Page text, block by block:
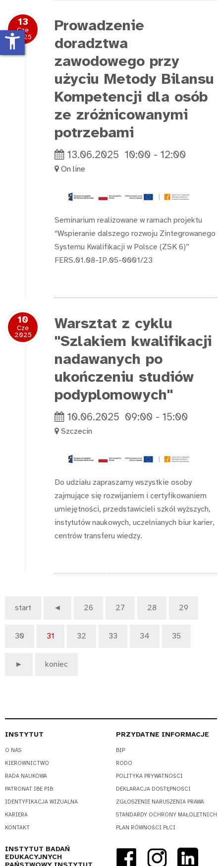
13
Cze
2025
Prowadzenie
doradztwa
zawodowego przy
użyciu Metody Bilansu
Kompetencji dla osób
ze zróżnicowanymi
potrzebami
13.06.2025 10:00 - 12:00
On line
Seminarium realizowane w ramach projektu
“Wspieranie dalszego rozwoju Zintegrowanego
Systemu Kwalifikacji w Polsce (ZSK 6)”
FERS.01.08-IP.05-0001/23
10
Cze
2025
Warsztat z cyklu
"Szlakiem kwalifikacji
nadawanych po
ukończeniu studiów
podyplomowych"
10.06.2025 09:00 - 15:00
Szczecin
Do udziału zapraszamy wszystkie osoby
zajmujące się rozwijaniem i certyfikowaniem
umiejętności, przedstawicieli szkół wyższych,
instytutów naukowych, uczelnianych biur karier,
centrów transferu wiedzy.
start ◄ 26 27 28 29
30 31 32 33 34 35
► koniec
INSTYTUT
O NAS
KIEROWNICTWO
RADA NAUKOWA
PATRONAT IBE PIB
IDENTYFIKACJA WIZUALNA
KARIERA
KONTAKT
PRZYDATNE INFORMACJE
BIP
RODO
POLITYKA PRYWATNOŚCI
DEKLARACJA DOSTĘPNOŚCI
ZGŁOSZENIE NARUSZENIA PRAWA
STANDARDY OCHRONY MAŁOLETNICH
PLAN RÓWNOŚCI PŁCI
INSTYTUT BADAŃ
EDUKACYJNYCH
accessibility_new